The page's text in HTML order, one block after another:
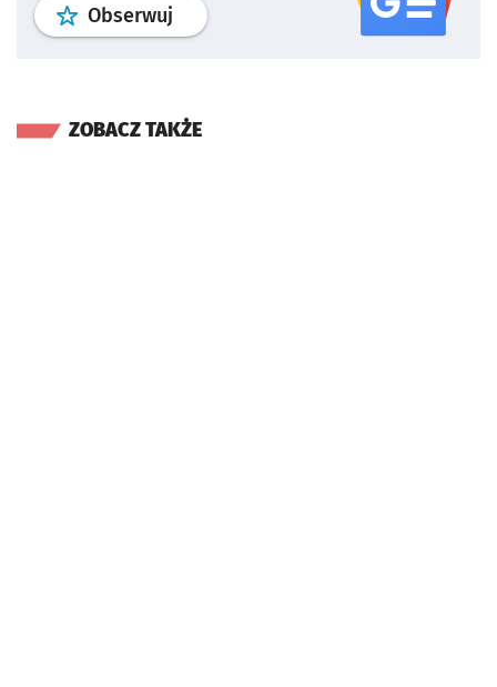
Obserwuj profil serwisu
ZOBACZ TAKŻE